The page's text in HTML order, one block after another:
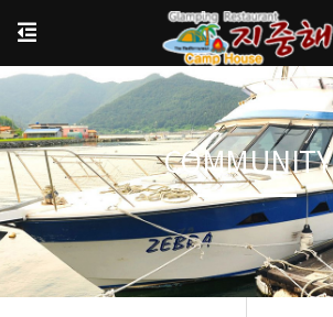
COMMUNITY